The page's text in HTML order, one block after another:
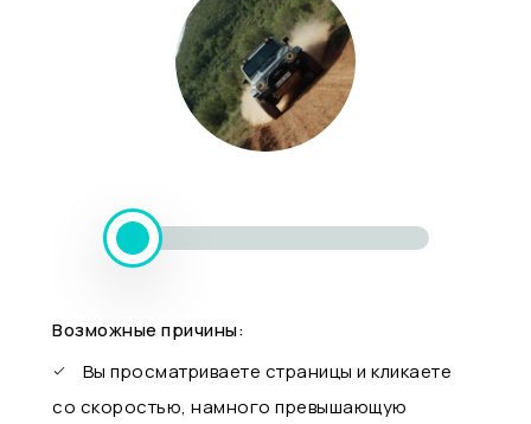
Возможные причины:
Вы просматриваете страницы и кликаете
со скоростью, намного превышающую